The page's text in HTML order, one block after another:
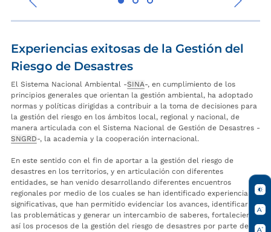
›
Experiencias exitosas de la Gestión del
Riesgo de Desastres
El Sistema Nacional Ambiental -SINA-, en cumplimiento de los
principios generales que orientan la gestión ambiental, ha adoptado
normas y políticas dirigidas a contribuir a la toma de decisiones para
la gestión del riesgo en los ámbitos local, regional y nacional, de
manera articulada con el Sistema Nacional de Gestión de Desastres -
SNGRD-, la academia y la cooperación internacional.
En este sentido con el fin de aportar a la gestión del riesgo de
desastres en los territorios, y en articulación con diferentes
entidades, se han venido desarrollando diferentes encuentros
regionales por medio de los cuales se han identificado experiencias
significativas, que han permitido evidenciar los avances, identificar
las problemáticas y generar un intercambio de saberes, fortaleciendo
así los procesos de la gestión del riesgo de desastres por parte de